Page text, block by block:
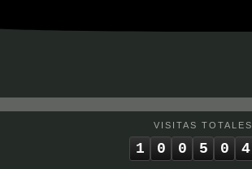
VISITAS TOTALES
1 0 0 5 0 4